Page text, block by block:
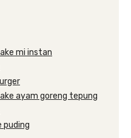
mi instan
ayam goreng tepung
puding